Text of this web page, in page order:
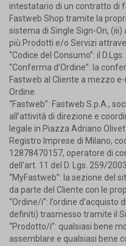
intestatario di un contratto di
Fastweb Shop tramite la
sistema di Single Sign-On,
più Prodotti e/o Servizi
“Codice del Consumo”: il
“Conferma d’Ordine”: la
Fastweb al Cliente a mezzo
Ordine.
“Fastweb”: Fastweb S.p.A.,
all’attività di direzione e
legale in Piazza Adriano
Registro Imprese di Milano,
12878470157, operatore di
dell’art. 11 del D. Lgs. 259/
“MyFastweb”: la sezione del
da parte del Cliente con le
“Ordine/i”: l’ordine
definiti) trasmesso tramite il
“Prodotto/i”: qualsiasi bene
assemblare e qualsiasi bene